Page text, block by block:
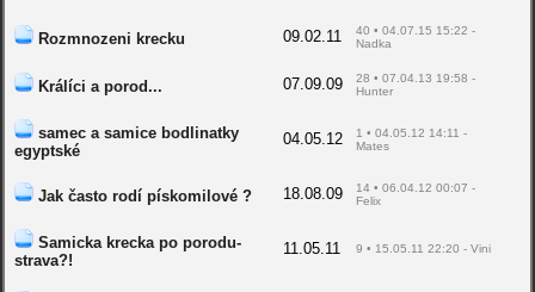
Rozmnozeni krecku 09.02.11
40 • 04.07.15 15:22 -
Nadka
Králíci a porod... 07.09.09
28 • 07.04.13 19:58 -
Hunter
samec a samice bodlinatky
egyptské
04.05.12
1 • 04.05.12 14:11 -
Mates
Jak často rodí pískomilové ? 18.08.09
14 • 06.04.12 00:07 -
Felix
Samicka krecka po porodu-
strava?!
11.05.11 9 • 15.05.11 22:20 - Vini